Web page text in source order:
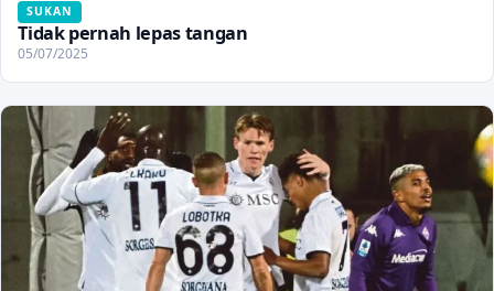
SUKAN
Tidak pernah lepas tangan
05/07/2025